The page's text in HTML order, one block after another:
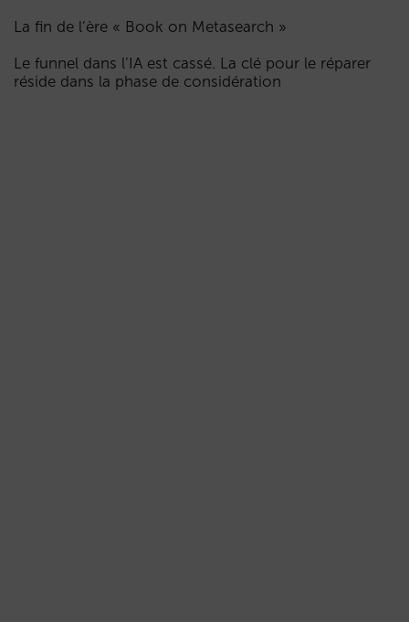
La fin de l’ère « Book on Metasearch »
Le funnel dans l’IA est cassé. La clé pour le réparer
réside dans la phase de considération